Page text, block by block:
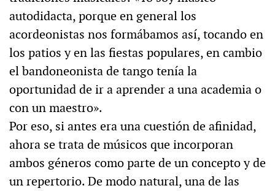
autodidacta, porque en general los
acordeonistas nos formábamos así, tocando en
los patios y en las fiestas populares, en cambio
el bandoneonista de tango tenía la
oportunidad de ir a aprender a una academia o
con un maestro».
Por eso, si antes era una cuestión de afinidad,
ahora se trata de músicos que incorporan
ambos géneros como parte de un concepto y de
un repertorio. De modo natural, una de las